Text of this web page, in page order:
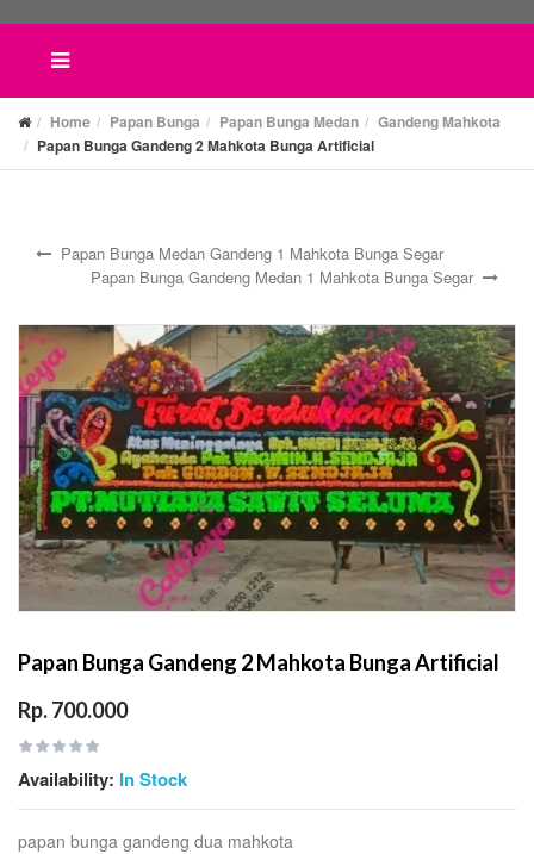
Home Papan Bunga Papan Bunga Medan
Gandeng Mahkota
Papan Bunga Gandeng 2 Mahkota Bunga Artificial
Papan Bunga Medan Gandeng 1 Mahkota Bunga Segar
Papan Bunga Gandeng Medan 1 Mahkota Bunga Segar
Papan Bunga Gandeng 2 Mahkota Bunga Artificial
Rp. 700.000
Availability: In Stock
papan bunga gandeng dua mahkota